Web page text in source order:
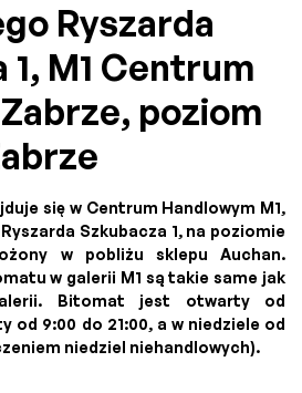
Ryszarda
M1 Centrum
poziom
się w Centrum Handlowym M1,
Szkubacza 1, na poziomie
w pobliżu sklepu Auchan.
w galerii M1 są takie same jak
Bitomat jest otwarty od
od 9:00 do 21:00, a w niedziele od
niedziel niehandlowych).